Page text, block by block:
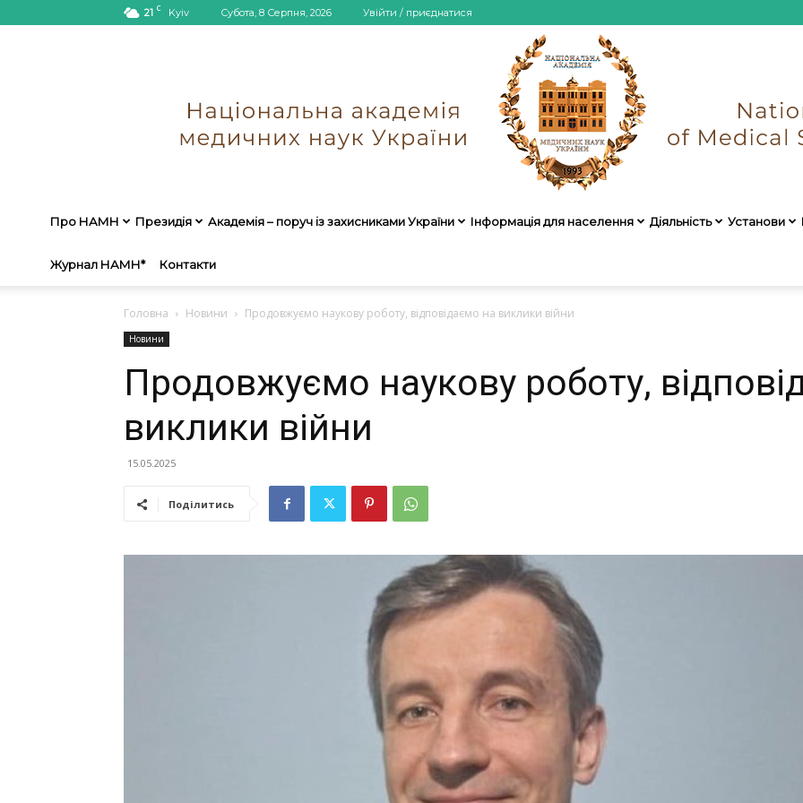
21 C Kyiv Субота, 8 Серпня, 2026 Увійти / приєднатися
України
Про НАМН Президія Академія – поруч із захисниками України Інформація для населення Діяльність Установи
Журнал НАМН* Контакти
Головна Новини Продовжуємо наукову роботу, відповідаємо на виклики війни
Новини
Продовжуємо наукову роботу,
виклики війни
15.05.2025
Поділитись